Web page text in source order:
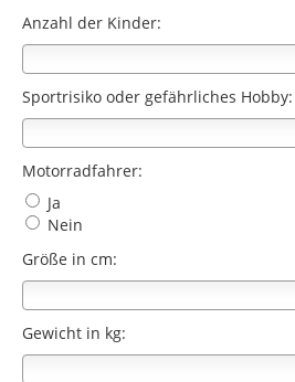
Anzahl der Kinder:
Sportrisiko oder gefährliches Hobby:
Motorradfahrer:
Ja
Nein
Größe in cm:
Gewicht in kg: